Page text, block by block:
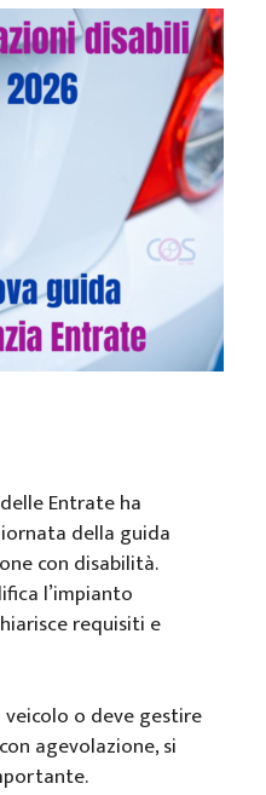
Entrate ha
della guida
con disabilità.
l’impianto
requisiti e
o deve gestire
agevolazione, si